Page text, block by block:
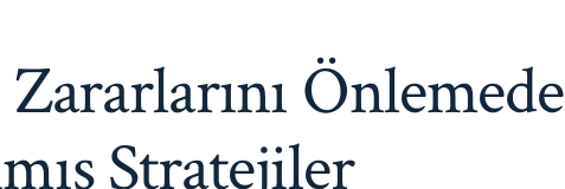
Önlemede
Stratejiler